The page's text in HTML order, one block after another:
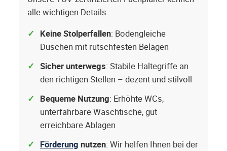
alle wichtigen Details.
Keine Stolperfallen: Bodengleiche
Duschen mit rutschfesten Belägen
Sicher unterwegs: Stabile Haltegriffe an
den richtigen Stellen – dezent und stilvoll
Bequeme Nutzung: Erhöhte WCs,
unterfahrbare Waschtische, gut
erreichbare Ablagen
Förderung nutzen: Wir helfen Ihnen bei der